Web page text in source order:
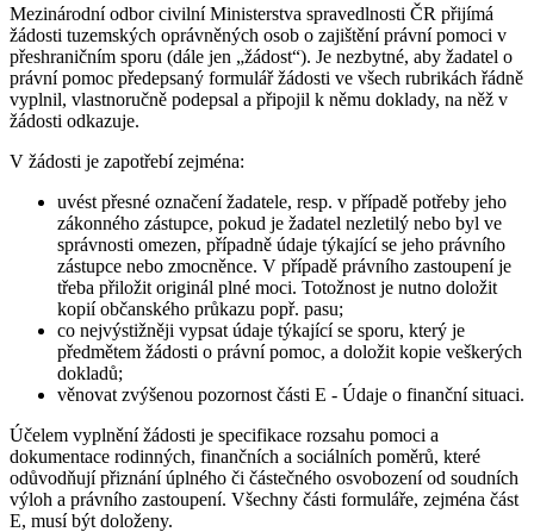
Mezinárodní odbor civilní Ministerstva spravedlnosti ČR přijímá
žádosti tuzemských oprávněných osob o zajištění právní pomoci v
přeshraničním sporu (dále jen „žádost“). Je nezbytné, aby žadatel o
právní pomoc předepsaný formulář žádosti ve všech rubrikách řádně
vyplnil, vlastnoručně podepsal a připojil k němu doklady, na něž v
žádosti odkazuje.
V žádosti je zapotřebí zejména:
uvést přesné označení žadatele, resp. v případě potřeby jeho
zákonného zástupce, pokud je žadatel nezletilý nebo byl ve
správnosti omezen, případně údaje týkající se jeho právního
zástupce nebo zmocněnce. V případě právního zastoupení je
třeba přiložit originál plné moci. Totožnost je nutno doložit
kopií občanského průkazu popř. pasu;
co nejvýstižněji vypsat údaje týkající se sporu, který je
předmětem žádosti o právní pomoc, a doložit kopie veškerých
dokladů;
věnovat zvýšenou pozornost části E - Údaje o finanční situaci.
Účelem vyplnění žádosti je specifikace rozsahu pomoci a
dokumentace rodinných, finančních a sociálních poměrů, které
odůvodňují přiznání úplného či částečného osvobození od soudních
výloh a právního zastoupení. Všechny části formuláře, zejména část
E, musí být doloženy.